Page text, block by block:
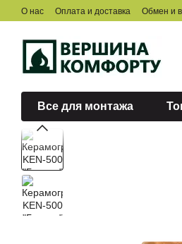
Перейти к основному контенту
О нас Оплата и доставка Обмен и
Все для монтажа